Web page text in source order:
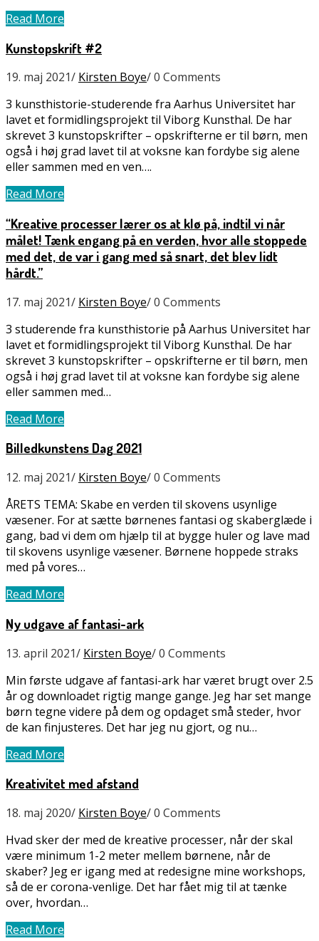
Read More
Kunstopskrift #2
19. maj 2021/ Kirsten Boye/0 Comments
3 kunsthistorie-studerende fra Aarhus Universitet har
lavet et formidlingsprojekt til Viborg Kunsthal. De har
skrevet 3 kunstopskrifter – opskrifterne er til børn, men
også i høj grad lavet til at voksne kan fordybe sig alene
eller sammen med en ven….
Read More
“Kreative processer lærer os at klø på, indtil vi når
målet! Tænk engang på en verden, hvor alle stoppede
med det, de var i gang med så snart, det blev lidt
hårdt.”
17. maj 2021/ Kirsten Boye/0 Comments
3 studerende fra kunsthistorie på Aarhus Universitet har
lavet et formidlingsprojekt til Viborg Kunsthal. De har
skrevet 3 kunstopskrifter – opskrifterne er til børn, men
også i høj grad lavet til at voksne kan fordybe sig alene
eller sammen med…
Read More
Billedkunstens Dag 2021
12. maj 2021/ Kirsten Boye/0 Comments
ÅRETS TEMA: Skabe en verden til skovens usynlige
væsener. For at sætte børnenes fantasi og skaberglæde i
gang, bad vi dem om hjælp til at bygge huler og lave mad
til skovens usynlige væsener. Børnene hoppede straks
med på vores…
Read More
Ny udgave af fantasi-ark
13. april 2021/ Kirsten Boye/0 Comments
Min første udgave af fantasi-ark har været brugt over 2.5
år og downloadet rigtig mange gange. Jeg har set mange
børn tegne videre på dem og opdaget små steder, hvor
de kan finjusteres. Det har jeg nu gjort, og nu…
Read More
Kreativitet med afstand
18. maj 2020/ Kirsten Boye/0 Comments
Hvad sker der med de kreative processer, når der skal
være minimum 1-2 meter mellem børnene, når de
skaber? Jeg er igang med at redesigne mine workshops,
så de er corona-venlige. Det har fået mig til at tænke
over, hvordan…
Read More